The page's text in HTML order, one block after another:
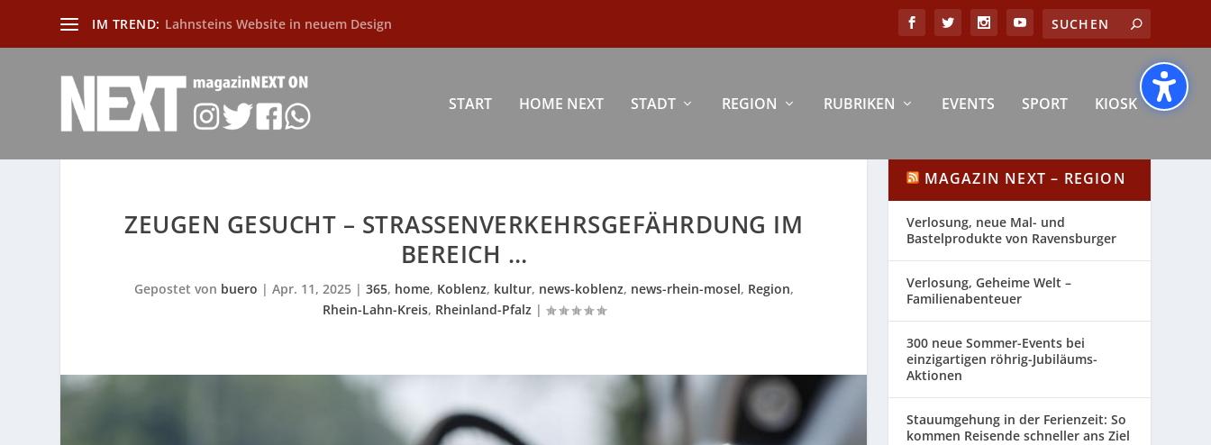
IM TREND: Lahnsteins Website in neuem Design
START HOME NEXT STADT REGION RUBRIKEN EVENTS SPORT KIOSK
ZEUGEN GESUCHT – STRASSENVERKEHRSGEFÄHRDUNG IM B
EREICH …
Gepostet von buero | Apr. 11, 2025| 365, home, Koblenz, kultur, news-koblenz, news-rhein-mosel, Region,
Rhein-Lahn-Kreis, Rheinland-Pfalz|
MAGAZIN NEXT – REGION
Verlosung, neue Mal- und
Bastelprodukte von Ravensburger
Verlosung, Geheime Welt –
Familienabenteuer
300 neue Sommer-Events bei
einzigartigen röhrig-Jubiläums-
Aktionen
Stauumgehung in der Ferienzeit: So
kommen Reisende schneller ans Ziel